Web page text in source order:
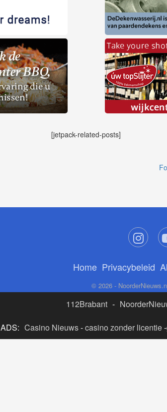
[jetpack-related-posts]
Home Privacybeleid
© 2026 -
112Brabant -
ADS: Casino Nieuws-casino zonder licentie-